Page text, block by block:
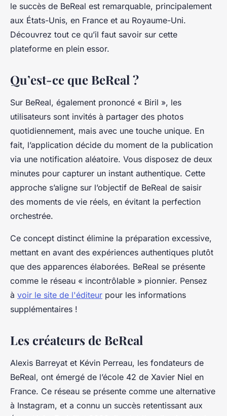
le succès de BeReal est remarquable, principalement
aux États-Unis, en France et au Royaume-Uni.
Découvrez tout ce qu’il faut savoir sur cette
plateforme en plein essor.
Qu’est-ce que BeReal ?
Sur BeReal, également prononcé « Biril », les
utilisateurs sont invités à partager des photos
quotidiennement, mais avec une touche unique. En
fait, l’application décide du moment de la publication
via une notification aléatoire. Vous disposez de deux
minutes pour capturer un instant authentique. Cette
approche s’aligne sur l’objectif de BeReal de saisir
des moments de vie réels, en évitant la perfection
orchestrée.
Ce concept distinct élimine la préparation excessive,
mettant en avant des expériences authentiques plutôt
que des apparences élaborées. BeReal se présente
comme le réseau « incontrôlable » pionnier. Pensez
à voir le site de l'éditeur pour les informations
supplémentaires !
Les créateurs de BeReal
Alexis Barreyat et Kévin Perreau, les fondateurs de
BeReal, ont émergé de l’école 42 de Xavier Niel en
France. Ce réseau se présente comme une alternative
à Instagram, et a connu un succès retentissant aux